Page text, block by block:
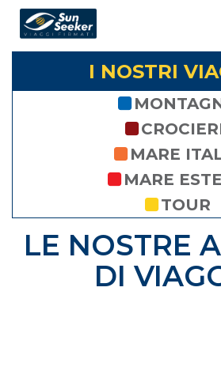
I NOSTRI
MARE
MARE
TOUR
LE NOSTRE
DI